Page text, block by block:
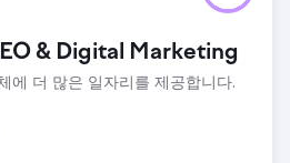
& Digital Marketing
에 더 많은 일자리를 제공합니다.